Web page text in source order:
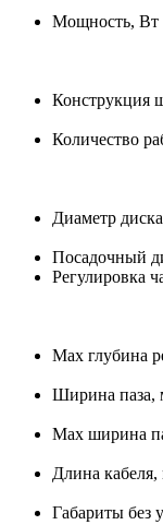
Мощность, Вт
Конструкция
Количество
Диаметр
Посадочный
Регулировка
Max глубина
Ширина паза,
Max ширина
Длина кабеля,
Габариты без